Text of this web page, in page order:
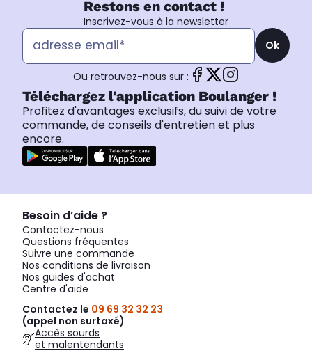
Restons en contact !
Inscrivez-vous à la newsletter
Ok
Ou retrouvez-nous sur :
Téléchargez l'application Boulanger !
Profitez d'avantages exclusifs, du suivi de votre
commande, de conseils d'entretien et plus
encore.
Besoin d’aide ?
Contactez-nous
Questions fréquentes
Suivre une commande
Nos conditions de livraison
Nos guides d'achat
Centre d'aide
Contactez le 09 69 32 32 23
(appel non surtaxé)
Accès sourds
et malentendants